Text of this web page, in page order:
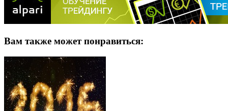
Вам также может понравиться: